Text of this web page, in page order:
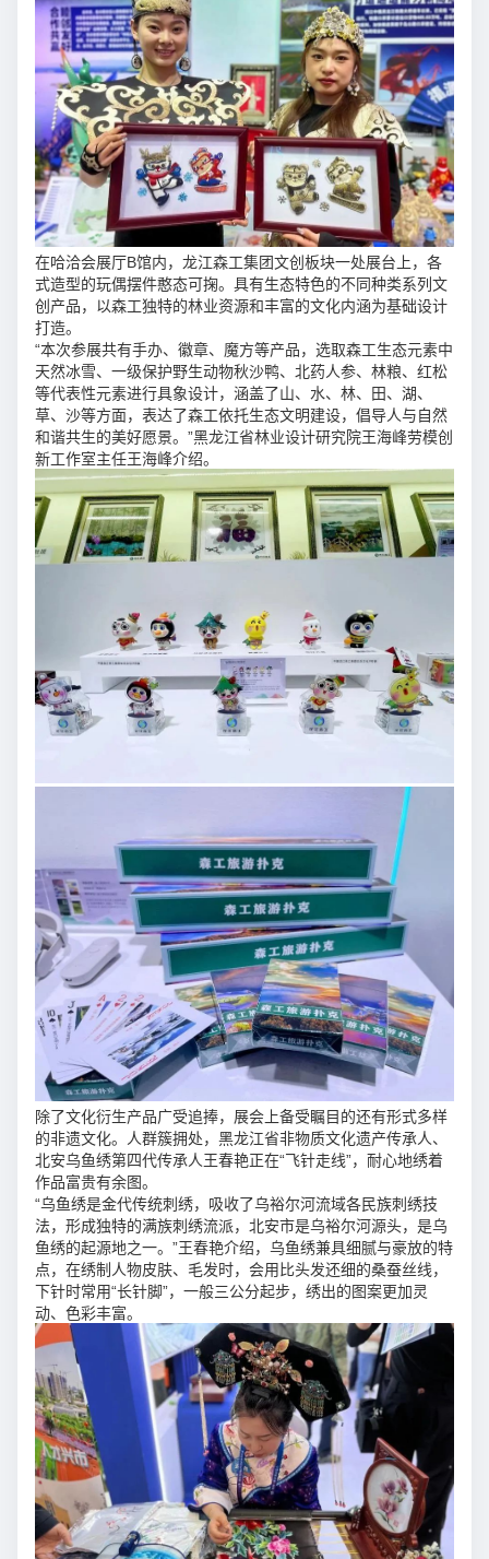
在哈洽会展厅B馆内，龙江森工集团文创板块一处展台上，各
式造型的玩偶摆件憨态可掬。具有生态特色的不同种类系列文
创产品，以森工独特的林业资源和丰富的文化内涵为基础设计
打造。
“本次参展共有手办、徽章、魔方等产品，选取森工生态元素中
天然冰雪、一级保护野生动物秋沙鸭、北药人参、林粮、红松
等代表性元素进行具象设计，涵盖了山、水、林、田、湖、
草、沙等方面，表达了森工依托生态文明建设，倡导人与自然
和谐共生的美好愿景。”黑龙江省林业设计研究院王海峰劳模创
新工作室主任王海峰介绍。
除了文化衍生产品广受追捧，展会上备受瞩目的还有形式多样
的非遗文化。人群簇拥处，黑龙江省非物质文化遗产传承人、
北安乌鱼绣第四代传承人王春艳正在“飞针走线”，耐心地绣着
作品富贵有余图。
“乌鱼绣是金代传统刺绣，吸收了乌裕尔河流域各民族刺绣技
法，形成独特的满族刺绣流派，北安市是乌裕尔河源头，是乌
鱼绣的起源地之一。”王春艳介绍，乌鱼绣兼具细腻与豪放的特
点，在绣制人物皮肤、毛发时，会用比头发还细的桑蚕丝线，
下针时常用“长针脚”，一般三公分起步，绣出的图案更加灵
动、色彩丰富。